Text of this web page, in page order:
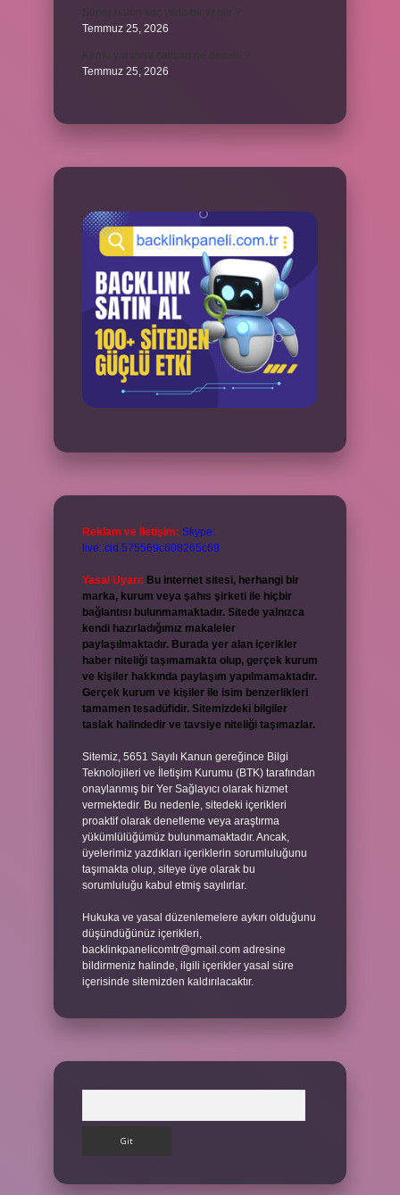
Temmuz 25, 2026
Temmuz 25, 2026
Reklam ve İletişim: Skype:
live:.cid.575569c608265c69
Yasal Uyarı: Bu internet sitesi, herhangi bir
marka, kurum veya şahıs şirketi ile hiçbir
bağlantısı bulunmamaktadır. Sitede yalnızca
kendi hazırladığımız makaleler
paylaşılmaktadır. Burada yer alan içerikler
haber niteliği taşımamakta olup, gerçek kurum
ve kişiler hakkında paylaşım yapılmamaktadır.
Gerçek kurum ve kişiler ile isim benzerlikleri
tamamen tesadüfidir. Sitemizdeki bilgiler
taslak halindedir ve tavsiye niteliği taşımazlar.
Sitemiz, 5651 Sayılı Kanun gereğince Bilgi
Teknolojileri ve İletişim Kurumu (BTK) tarafından
onaylanmış bir Yer Sağlayıcı olarak hizmet
vermektedir. Bu nedenle, sitedeki içerikleri
proaktif olarak denetleme veya araştırma
yükümlülüğümüz bulunmamaktadır. Ancak,
üyelerimiz yazdıkları içeriklerin sorumluluğunu
taşımakta olup, siteye üye olarak bu
sorumluluğu kabul etmiş sayılırlar.
Hukuka ve yasal düzenlemelere aykırı olduğunu
düşündüğünüz içerikleri,
backlinkpanelicomtr@gmail.com adresine
bildirmeniz halinde, ilgili içerikler yasal süre
içerisinde sitemizden kaldırılacaktır.